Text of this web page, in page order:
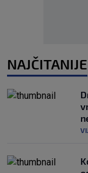
NAJČITANIJE